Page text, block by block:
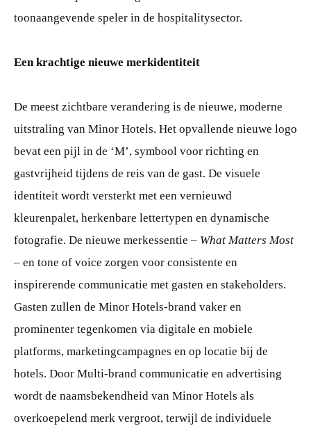
toonaangevende speler in de hospitalitysector.
Een krachtige nieuwe merkidentiteit
De meest zichtbare verandering is de nieuwe, moderne
uitstraling van Minor Hotels. Het opvallende nieuwe logo
bevat een pijl in de ‘M’, symbool voor richting en
gastvrijheid tijdens de reis van de gast. De visuele
identiteit wordt versterkt met een vernieuwd
kleurenpalet, herkenbare lettertypen en dynamische
fotografie. De nieuwe merkessentie – What Matters Most
– en tone of voice zorgen voor consistente en
inspirerende communicatie met gasten en stakeholders.
Gasten zullen de Minor Hotels-brand vaker en
prominenter tegenkomen via digitale en mobiele
platforms, marketingcampagnes en op locatie bij de
hotels. Door Multi-brand communicatie en advertising
wordt de naamsbekendheid van Minor Hotels als
overkoepelend merk vergroot, terwijl de individuele